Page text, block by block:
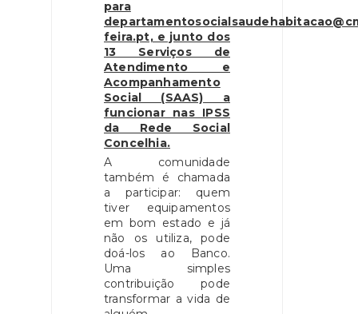
para
feira.pt, e junto dos
13 Serviços de
Atendimento e
Acompanhamento
Social (SAAS) a
funcionar nas IPSS
da Rede Social
Concelhia.
A comunidade
também é chamada
a participar: quem
tiver equipamentos
em bom estado e já
não os utiliza, pode
doá-los ao Banco.
Uma simples
contribuição pode
transformar a vida de